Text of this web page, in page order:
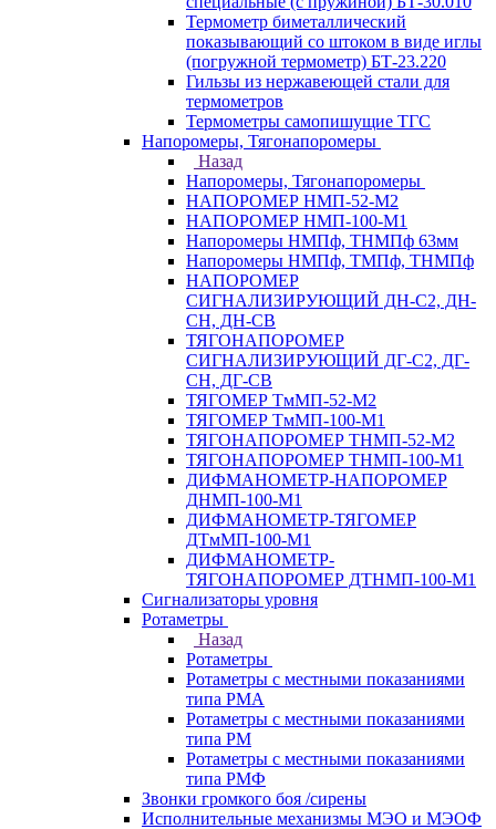
Термометр биметаллический
показывающий со штоком в виде иглы
(погружной термометр) БТ-23.220
Гильзы из нержавеющей стали для
термометров
Термометры самопишущие ТГС
Напоромеры, Тягонапоромеры
Назад
Напоромеры, Тягонапоромеры
НАПОРОМЕР НМП-52-М2
НАПОРОМЕР НМП-100-М1
Напоромеры НМПф, ТНМПф 63мм
Напоромеры НМПф, ТМПф, ТНМПф
НАПОРОМЕР
СИГНАЛИЗИРУЮЩИЙ ДН-С2, ДН-
СН, ДН-СВ
ТЯГОНАПОРОМЕР
СИГНАЛИЗИРУЮЩИЙ ДГ-С2, ДГ-
СН, ДГ-СВ
ТЯГОМЕР ТмМП-52-М2
ТЯГОМЕР ТмМП-100-М1
ТЯГОНАПОРОМЕР ТНМП-52-М2
ТЯГОНАПОРОМЕР ТНМП-100-М1
ДИФМАНОМЕТР-НАПОРОМЕР
ДНМП-100-М1
ДИФМАНОМЕТР-ТЯГОМЕР
ДТмМП-100-М1
ДИФМАНОМЕТР-
ТЯГОНАПОРОМЕР ДТНМП-100-М1
Сигнализаторы уровня
Ротаметры
Назад
Ротаметры
Ротаметры с местными показаниями
типа РМА
Ротаметры с местными показаниями
типа РМ
Ротаметры с местными показаниями
типа РМФ
Звонки громкого боя /сирены
Исполнительные механизмы МЭО и МЭОФ